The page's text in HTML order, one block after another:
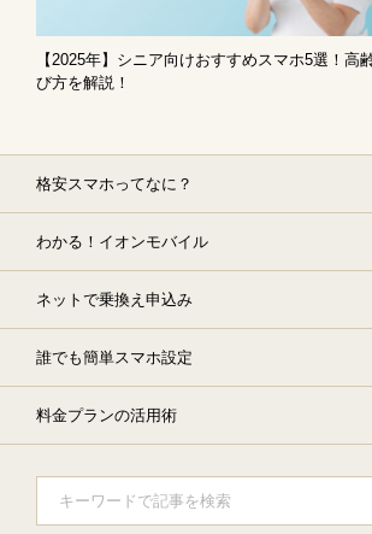
【2025年】シニア向けおすすめスマホ5選！高
び方を解説！
格安スマホってなに？
わかる！ イオンモバイル
ネットで乗換え申込み
誰でも簡単スマホ設定
料金プランの活用術